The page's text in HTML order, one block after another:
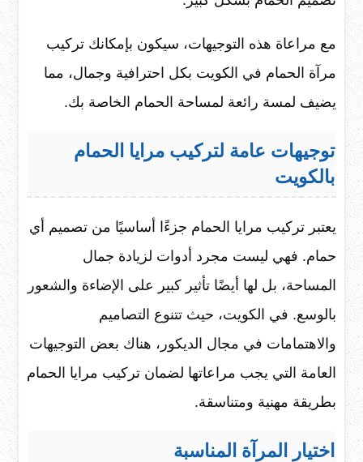
مع مراعاة هذه التوجيهات، سيكون بإمكانك تركيب
مرآة الحمام في الكويت بكل احترافية وجمال، مما
يضيف لمسة رائعة لمساحة الحمام الخاصة بك.
توجيهات عامة لتركيب مرايا الحمام
بالكويت
يعتبر تركيب مرايا الحمام جزءًا أساسيًا من تصميم أي
حمام. فهي ليست مجرد أدوات لزيادة جمال
المساحة، بل لها أيضًا تأثير كبير على الإضاءة والشعور
بالوسع. في الكويت، حيث تتنوع التصاميم
والاهتمامات في مجال الديكور، هناك بعض التوجيهات
العامة التي يجب مراعاتها لضمان تركيب مرايا الحمام
بطريقة مهنية ومتناسقة.
اختيار المرآة المناسبة